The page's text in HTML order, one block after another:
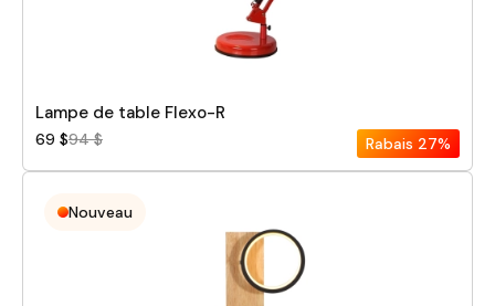
Lampe de table Flexo-R
69 $94 $ Rabais 27%
Nouveau